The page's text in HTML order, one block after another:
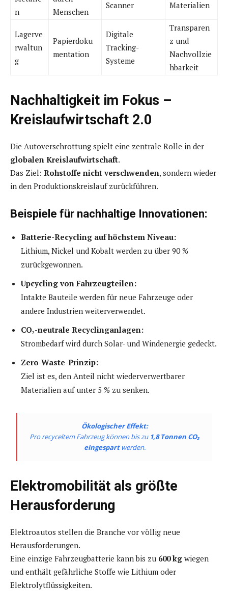
n
Menschen
Scanner Materialien
Lagerve
rwaltun
g
Papierdoku
mentation
Digitale
Tracking-
Systeme
Transparen
z und
Nachvollzie
hbarkeit
Nachhaltigkeit im Fokus –
Kreislaufwirtschaft 2.0
Die Autoverschrottung spielt eine zentrale Rolle in der
globalen Kreislaufwirtschaft.
Das Ziel: Rohstoffe nicht verschwenden, sondern wieder
in den Produktionskreislauf zurückführen.
Beispiele für nachhaltige Innovationen:
Batterie-Recycling auf höchstem Niveau:
Lithium, Nickel und Kobalt werden zu über 90 %
zurückgewonnen.
Upcycling von Fahrzeugteilen:
Intakte Bauteile werden für neue Fahrzeuge oder
andere Industrien weiterverwendet.
CO₂-neutrale Recyclinganlagen:
Strombedarf wird durch Solar- und Windenergie gedeckt.
Zero-Waste-Prinzip:
Ziel ist es, den Anteil nicht wiederverwertbarer
Materialien auf unter 5 % zu senken.
Ökologischer Effekt:
Pro recyceltem Fahrzeug können bis zu 1,8 Tonnen CO₂
eingespartwerden.
Elektromobilität als größte
Herausforderung
Elektroautos stellen die Branche vor völlig neue
Herausforderungen.
Eine einzige Fahrzeugbatterie kann bis zu 600 kg wiegen
und enthält gefährliche Stoffe wie Lithium oder
Elektrolytflüssigkeiten.